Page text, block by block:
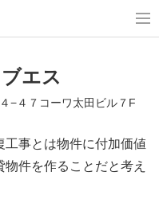
エス
−４７コーワ太田ビル７F
工事とは物件に付加価値
件を作ることだと考え